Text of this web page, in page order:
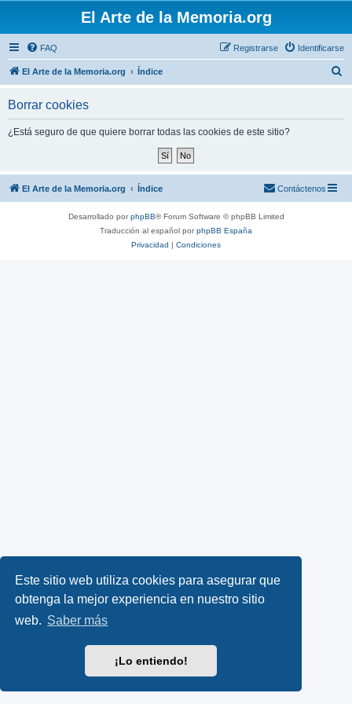
Este sitio web utiliza cookies para asegurar que
obtenga la mejor experiencia en nuestro sitio
web. Saber más
¡Lo entiendo!
El Arte de la Memoria.org
FAQ Identificarse
Registrarse
El Arte de la Memoria.org Índice
Borrar cookies
¿Está seguro de que quiere borrar todas las cookies de este sitio?
El Arte de la Memoria.org Índice Contáctenos
Desarrollado porphpBB® Forum Software © phpBB Limited
Traducción al español porphpBB España
Privacidad | Condiciones